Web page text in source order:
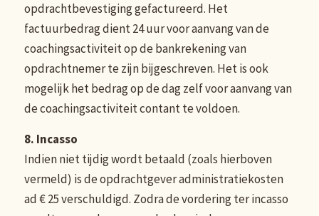
opdrachtbevestiging gefactureerd. Het
factuurbedrag dient 24 uur voor aanvang van de
coachingsactiviteit op de bankrekening van
opdrachtnemer te zijn bijgeschreven. Het is ook
mogelijk het bedrag op de dag zelf voor aanvang van
de coachingsactiviteit contant te voldoen.
8. Incasso
Indien niet tijdig wordt betaald (zoals hierboven
vermeld) is de opdrachtgever administratiekosten
ad € 25 verschuldigd. Zodra de vordering ter incasso